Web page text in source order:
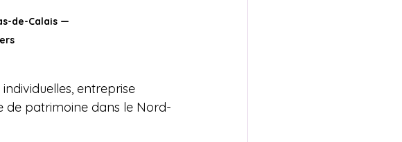
de-Calais —
entreprise
de patrimoine dans le Nord-